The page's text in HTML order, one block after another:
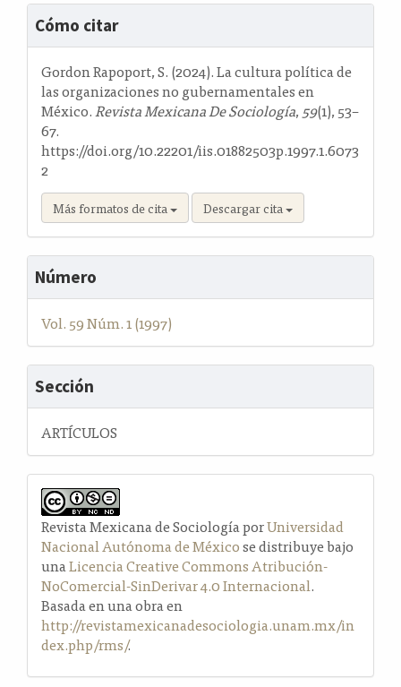
Detalles
del
artículo
Cómo citar
Gordon Rapoport, S. (2024). La cultura política de
las organizaciones no gubernamentales en
México.Revista Mexicana De Sociología,59(1), 53–
67.
https://doi.org/10.22201/iis.01882503p.1997.1.6073
2
Más formatos de cita Descargar cita
Número
Vol. 59 Núm. 1 (1997)
Sección
ARTÍCULOS
Revista Mexicana de Sociología porUniversidad
Nacional Autónoma de Méxicose distribuye bajo
unaLicencia Creative Commons Atribución-
NoComercial-SinDerivar 4.0 Internacional.
Basada en una obra en
http://revistamexicanadesociologia.unam.mx/in
dex.php/rms/.